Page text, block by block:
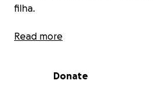
filha.
Desde 2017 que o Xicão trava
recaídas, esperança e muita
Read more
Donate